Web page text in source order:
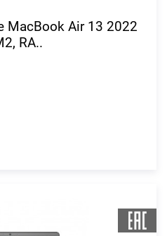
MacBook Air 13 2022
RA..